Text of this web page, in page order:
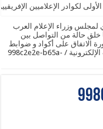
لكوادر الإعلاميين
لمجلس وزراء الإعلام العرب
خلق حالة من التواصل بين
الاتفاق على أكواد و ضوابط
/
998c2e2e-b65a-